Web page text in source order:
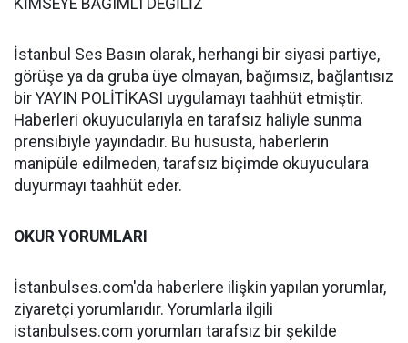
KİMSEYE BAĞIMLI DEĞİLİZ
İstanbul Ses Basın olarak, herhangi bir siyasi partiye,
görüşe ya da gruba üye olmayan, bağımsız, bağlantısız
bir YAYIN POLİTİKASI uygulamayı taahhüt etmiştir.
Haberleri okuyucularıyla en tarafsız haliyle sunma
prensibiyle yayındadır. Bu hususta, haberlerin
manipüle edilmeden, tarafsız biçimde okuyuculara
duyurmayı taahhüt eder.
OKUR YORUMLARI
İstanbulses.com'da haberlere ilişkin yapılan yorumlar,
ziyaretçi yorumlarıdır. Yorumlarla ilgili
istanbulses.com yorumları tarafsız bir şekilde